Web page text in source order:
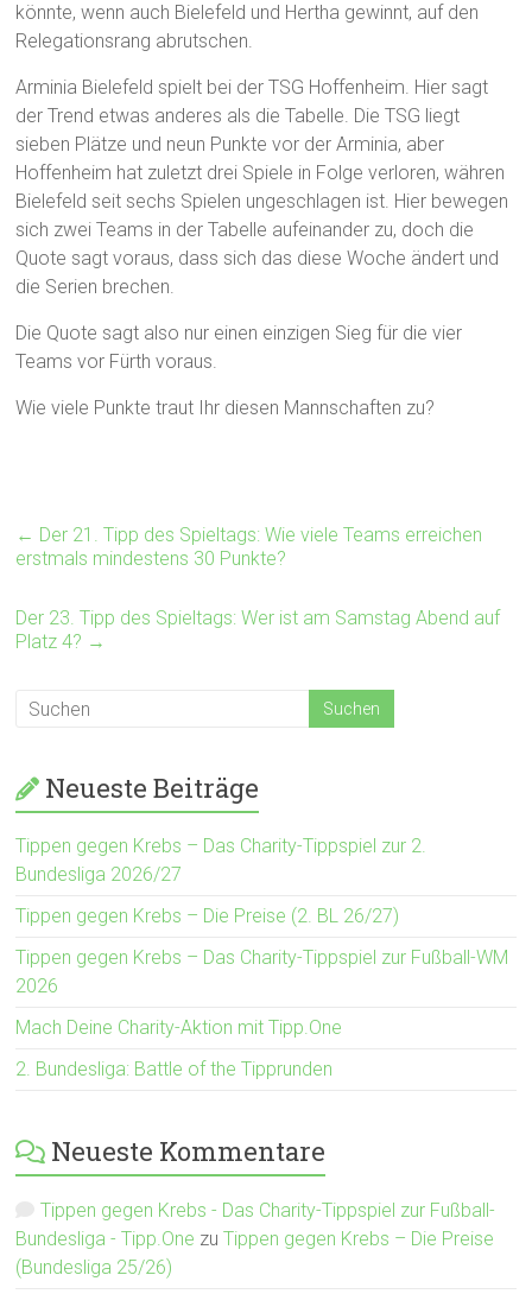
könnte, wenn auch Bielefeld und Hertha gewinnt, auf den
Relegationsrang abrutschen.
Arminia Bielefeld spielt bei der TSG Hoffenheim. Hier sagt
der Trend etwas anderes als die Tabelle. Die TSG liegt
sieben Plätze und neun Punkte vor der Arminia, aber
Hoffenheim hat zuletzt drei Spiele in Folge verloren, währen
Bielefeld seit sechs Spielen ungeschlagen ist. Hier bewegen
sich zwei Teams in der Tabelle aufeinander zu, doch die
Quote sagt voraus, dass sich das diese Woche ändert und
die Serien brechen.
Die Quote sagt also nur einen einzigen Sieg für die vier
Teams vor Fürth voraus.
Wie viele Punkte traut Ihr diesen Mannschaften zu?
← Der 21. Tipp des Spieltags: Wie viele Teams erreichen
erstmals mindestens 30 Punkte?
Der 23. Tipp des Spieltags: Wer ist am Samstag Abend auf
Platz 4? →
Neueste Beiträge
Tippen gegen Krebs – Das Charity-Tippspiel zur 2.
Bundesliga 2026/27
Tippen gegen Krebs – Die Preise (2. BL 26/27)
Tippen gegen Krebs – Das Charity-Tippspiel zur Fußball-WM
2026
Mach Deine Charity-Aktion mit Tipp.One
2. Bundesliga: Battle of the Tipprunden
Neueste Kommentare
Tippen gegen Krebs - Das Charity-Tippspiel zur Fußball-
Bundesliga - Tipp.One zuTippen gegen Krebs – Die Preise
(Bundesliga 25/26)